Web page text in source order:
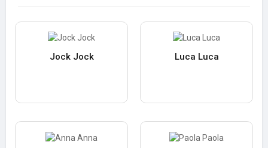
Jock Jock Luca Luca